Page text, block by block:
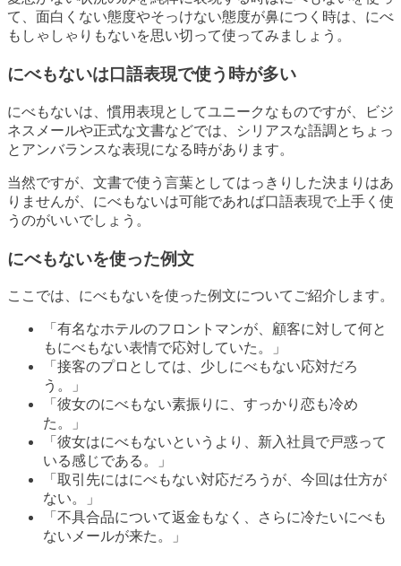
て、面白くない態度やそっけない態度が鼻につく時は、にべ
もしゃしゃりもないを思い切って使ってみましょう。
にべもないは口語表現で使う時が多い
にべもないは、慣用表現としてユニークなものですが、ビジ
ネスメールや正式な文書などでは、シリアスな語調とちょっ
とアンバランスな表現になる時があります。
当然ですが、文書で使う言葉としてはっきりした決まりはあ
りませんが、にべもないは可能であれば口語表現で上手く使
うのがいいでしょう。
にべもないを使った例文
ここでは、にべもないを使った例文についてご紹介します。
「有名なホテルのフロントマンが、顧客に対して何と
もにべもない表情で応対していた。」
「接客のプロとしては、少しにべもない応対だろ
う。」
「彼女のにべもない素振りに、すっかり恋も冷め
た。」
「彼女はにべもないというより、新入社員で戸惑って
いる感じである。」
「取引先にはにべもない対応だろうが、今回は仕方が
ない。」
「不具合品について返金もなく、さらに冷たいにべも
ないメールが来た。」